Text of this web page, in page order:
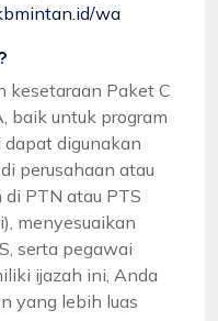
wa
kesetaraan Paket C
baik untuk program
dapat digunakan
perusahaan atau
PTN atau PTS
menyesuaikan
serta pegawai
ijazah ini, Anda
yang lebih luas